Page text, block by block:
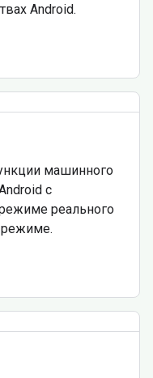
Android.
машинного
с
реального
режиме.